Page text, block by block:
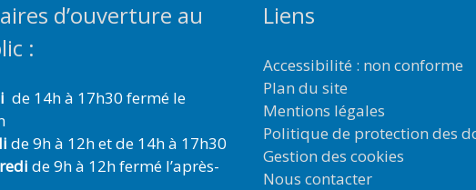
d’ouverture au
:
de 14h à 17h30 fermé le
de 9h à 12h et de 14h à 17h30
de 9h à 12h fermé l’après-
Liens
Accessibilité : non conforme
Plan du site
Mentions légales
Politique de protection des
Gestion des cookies
Nous contacter